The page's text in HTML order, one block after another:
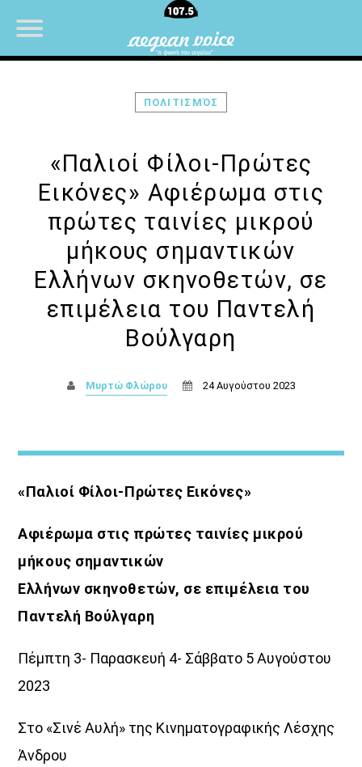
«Στο βάθος κήπος»
ειδήσεις την πραγματική τους διάσταση. Έτσι
ξεχωρίζοντας τα επουσιώδη απ’ τα ουσιώδη, με σεβασμό
κερδισμένος, αλλά και σωστά εφοδιασμένος, είναι ο
ακροατής. Αυτό οφείλει να είναι άλλωστε και το μοναδικό
ζητούμενο της πραγματικής ενημέρωσης.Καθημερινά από
ΠΟΛΙΤΙΣΜΌΣ
«Παλιοί Φίλοι-Πρώτες
Εικόνες» Αφιέρωμα στις
πρώτες ταινίες μικρού
μήκους σημαντικών
Ελλήνων σκηνοθετών, σε
επιμέλεια του Παντελή
Βούλγαρη
Μυρτώ Φλώρου 24 Αυγούστου 2023
«Παλιοί Φίλοι-Πρώτες Εικόνες»
Αφιέρωμα στις πρώτες ταινίες μικρού
μήκους σημαντικών
Ελλήνων σκηνοθετών, σε επιμέλεια του
Παντελή Βούλγαρη
Πέμπτη 3- Παρασκευή 4- Σάββατο 5 Αυγούστου
2023
Στο «Σινέ Αυλή» της Κινηματογραφικής Λέσχης
Άνδρου